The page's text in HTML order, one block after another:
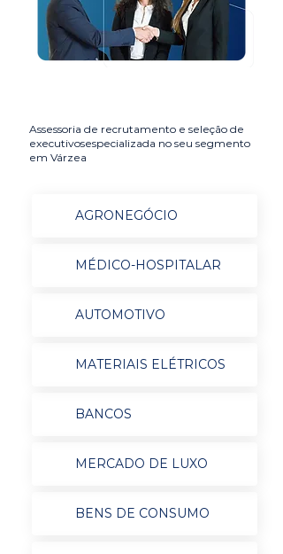
Assessoria de recrutamento e seleção de
executivosespecializada no seu segmento
em Várzea
AGRONEGÓCIO
MÉDICO-HOSPITALAR
AUTOMOTIVO
MATERIAIS ELÉTRICOS
BANCOS
MERCADO DE LUXO
BENS DE CONSUMO